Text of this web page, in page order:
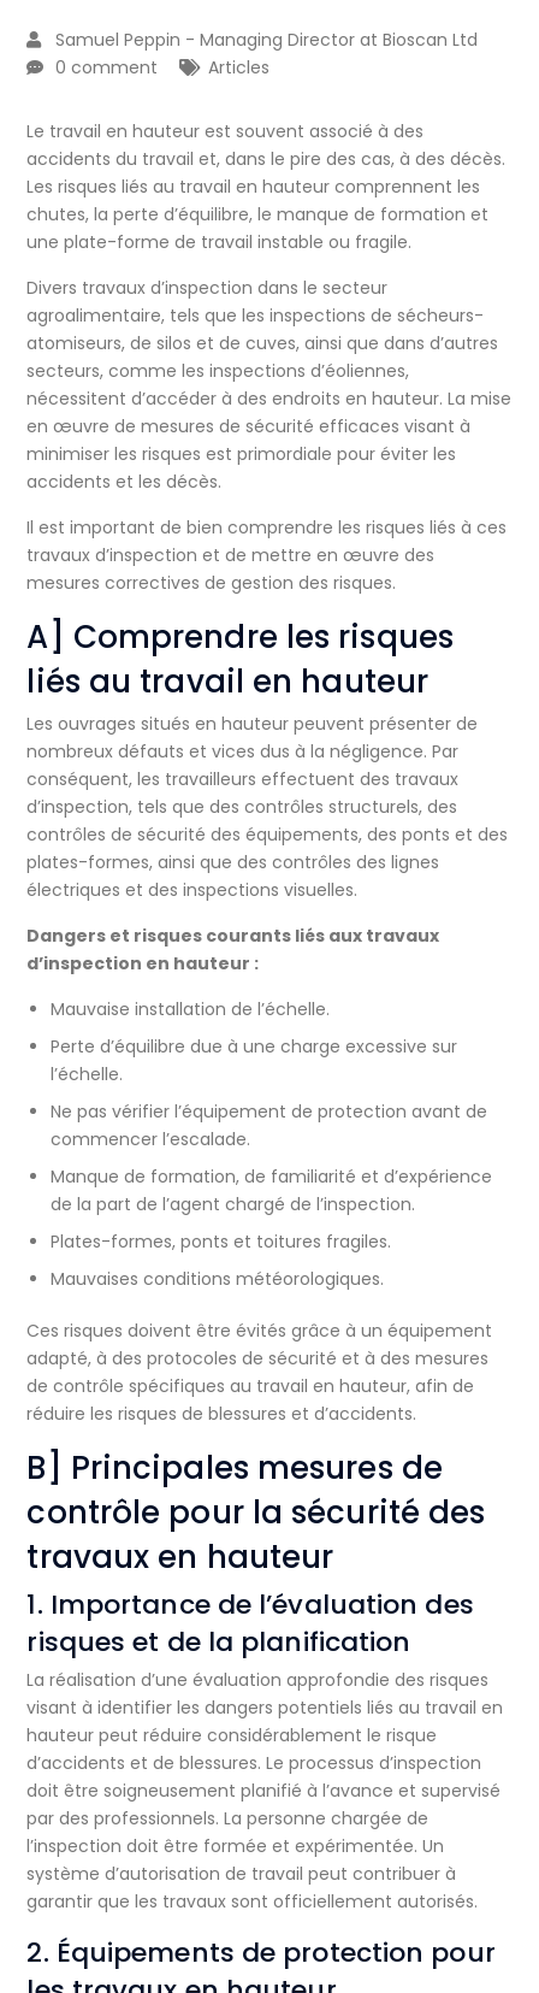
Samuel Peppin - Managing Director at Bioscan Ltd
0 comment
Articles
Le travail en hauteur est souvent associé à des
accidents du travail et, dans le pire des cas, à des décès.
Les risques liés au travail en hauteur comprennent les
chutes, la perte d’équilibre, le manque de formation et
une plate-forme de travail instable ou fragile.
Divers travaux d’inspection dans le secteur
agroalimentaire, tels que les inspections de sécheurs-
atomiseurs, de silos et de cuves, ainsi que dans d’autres
secteurs, comme les inspections d’éoliennes,
nécessitent d’accéder à des endroits en hauteur. La mise
en œuvre de mesures de sécurité efficaces visant à
minimiser les risques est primordiale pour éviter les
accidents et les décès.
Il est important de bien comprendre les risques liés à ces
travaux d’inspection et de mettre en œuvre des
mesures correctives de gestion des risques.
A] Comprendre les risques
liés au travail en hauteur
Les ouvrages situés en hauteur peuvent présenter de
nombreux défauts et vices dus à la négligence. Par
conséquent, les travailleurs effectuent des travaux
d’inspection, tels que des contrôles structurels, des
contrôles de sécurité des équipements, des ponts et des
plates-formes, ainsi que des contrôles des lignes
électriques et des inspections visuelles.
Dangers et risques courants liés aux travaux
d’inspection en hauteur :
Mauvaise installation de l’échelle.
Perte d’équilibre due à une charge excessive sur
l’échelle.
Ne pas vérifier l’équipement de protection avant de
commencer l’escalade.
Manque de formation, de familiarité et d’expérience
de la part de l’agent chargé de l’inspection.
Plates-formes, ponts et toitures fragiles.
Mauvaises conditions météorologiques.
Ces risques doivent être évités grâce à un équipement
adapté, à des protocoles de sécurité et à des mesures
de contrôle spécifiques au travail en hauteur, afin de
réduire les risques de blessures et d’accidents.
B] Principales mesures de
contrôle pour la sécurité des
travaux en hauteur
1. Importance de l’évaluation des
risques et de la planification
La réalisation d’une évaluation approfondie des risques
visant à identifier les dangers potentiels liés au travail en
hauteur peut réduire considérablement le risque
d’accidents et de blessures. Le processus d’inspection
doit être soigneusement planifié à l’avance et supervisé
par des professionnels. La personne chargée de
l’inspection doit être formée et expérimentée. Un
système d’autorisation de travail peut contribuer à
garantir que les travaux sont officiellement autorisés.
2. Équipements de protection pour